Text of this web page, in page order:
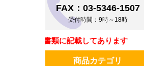
FAX：03-5346-1507
受付時間：9時～18時
は同梱書類に記載してあります
商品カテゴリ